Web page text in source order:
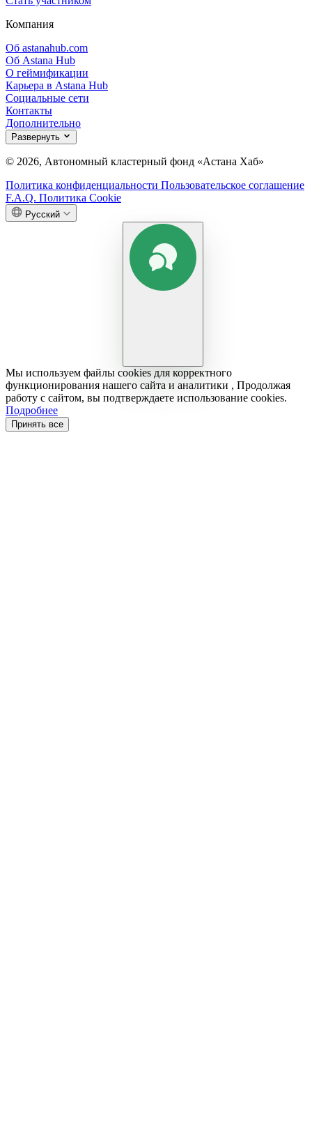
Компания
Об astanahub.com
Об Astana Hub
О геймификации
Карьера в Astana Hub
Социальные сети
Контакты
Дополнительно
Развернуть
© 2026, Автономный кластерный фонд «Астана Хаб»
Политика конфиденциальности Пользовательское соглашение
F.A.Q. Политика Cookie
Русский
Мы используем файлы cookies для корректного
функционирования нашего сайта и аналитики , Продолжая
работу с сайтом, вы подтверждаете использование cookies.
Подробнее
Принять все